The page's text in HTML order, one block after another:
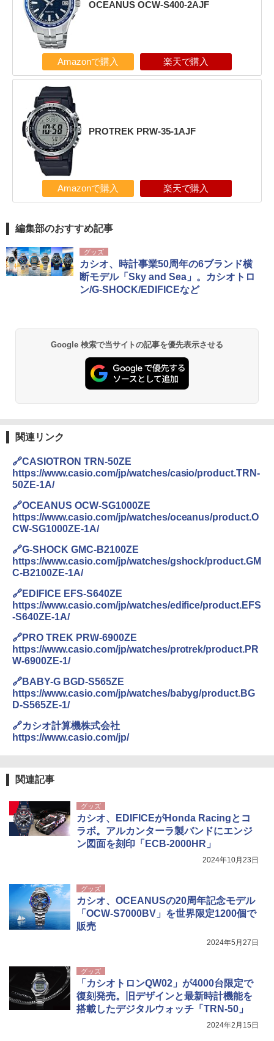
OCEANUS OCW-S400-2AJF
Amazonで購入 楽天で購入
PROTREK PRW-35-1AJF
Amazonで購入 楽天で購入
編集部のおすすめ記事
グッズ
カシオ、時計事業50周年の6ブランド横
断モデル「Sky and Sea」。カシオトロ
ン/G-SHOCK/EDIFICEなど
Google 検索で当サイトの記事を優先表示させる
関連リンク
🔗CASIOTRON TRN-50ZE
https://www.casio.com/jp/watches/casio/product.TRN-
50ZE-1A/
🔗OCEANUS OCW-SG1000ZE
https://www.casio.com/jp/watches/oceanus/product.O
CW-SG1000ZE-1A/
🔗G-SHOCK GMC-B2100ZE
https://www.casio.com/jp/watches/gshock/product.GM
C-B2100ZE-1A/
🔗EDIFICE EFS-S640ZE
https://www.casio.com/jp/watches/edifice/product.EFS
-S640ZE-1A/
🔗PRO TREK PRW-6900ZE
https://www.casio.com/jp/watches/protrek/product.PR
W-6900ZE-1/
🔗BABY-G BGD-S565ZE
https://www.casio.com/jp/watches/babyg/product.BG
D-S565ZE-1/
🔗カシオ計算機株式会社
https://www.casio.com/jp/
関連記事
グッズ
カシオ、EDIFICEがHonda Racingとコ
ラボ。アルカンターラ製バンドにエンジ
ン図面を刻印「ECB-2000HR」
2024年10月23日
グッズ
カシオ、OCEANUSの20周年記念モデル
「OCW-S7000BV」を世界限定1200個で
販売
2024年5月27日
グッズ
「カシオトロンQW02」が4000台限定で
復刻発売。旧デザインと最新時計機能を
搭載したデジタルウォッチ「TRN-50」
2024年2月15日